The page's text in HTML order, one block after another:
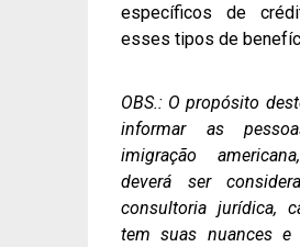
específicos de
esses tipos de
OBS.: O propósito
informar as
imigração
deverá ser
consultoria jurídica,
tem suas nuances e